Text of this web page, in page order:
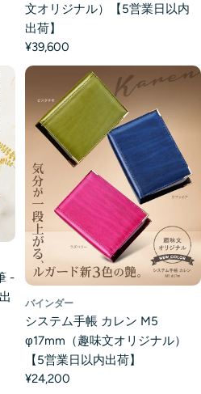
文オリジナル）【5営業日以内
出荷】
¥39,600
-
バインダー
システム手帳 カレン M5
φ17mm（趣味文オリジナル）
【5営業日以内出荷】
¥24,200